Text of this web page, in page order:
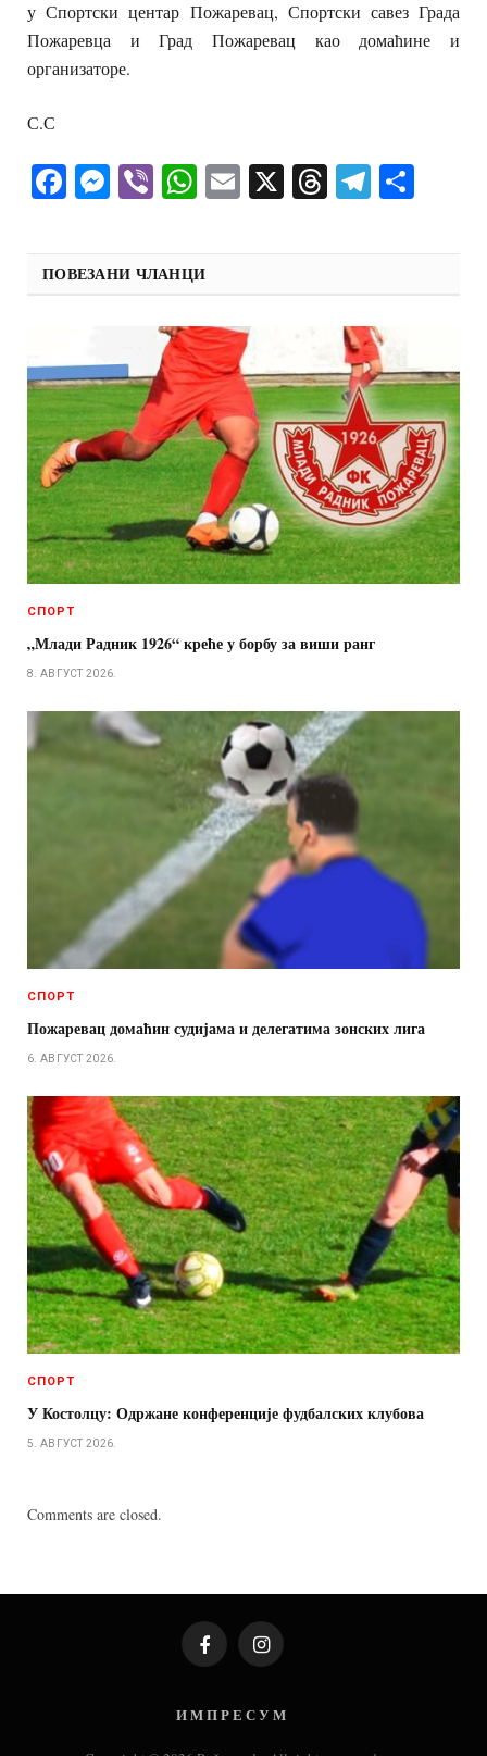
у Спортски центар Пожаревац, Спортски савез Града
Пожаревца и Град Пожаревац као домаћине и
организаторе.
С.С
Facebook
Messenger
ViberWhatsApp
Email
X Threads
ПОВЕЗАНИ ЧЛАНЦИ
СПОРТ
„Млади Радник 1926“ креће у борбу за виши ранг
8. АВГУСТ 2026.
СПОРТ
Пожаревац домаћин судијама и делегатима зонских лига
6. АВГУСТ 2026.
СПОРТ
У Костолцу: Одржане конференције фудбалских клубова
5. АВГУСТ 2026.
Comments are closed.
FacebookInstagram
И М П Р Е С У М